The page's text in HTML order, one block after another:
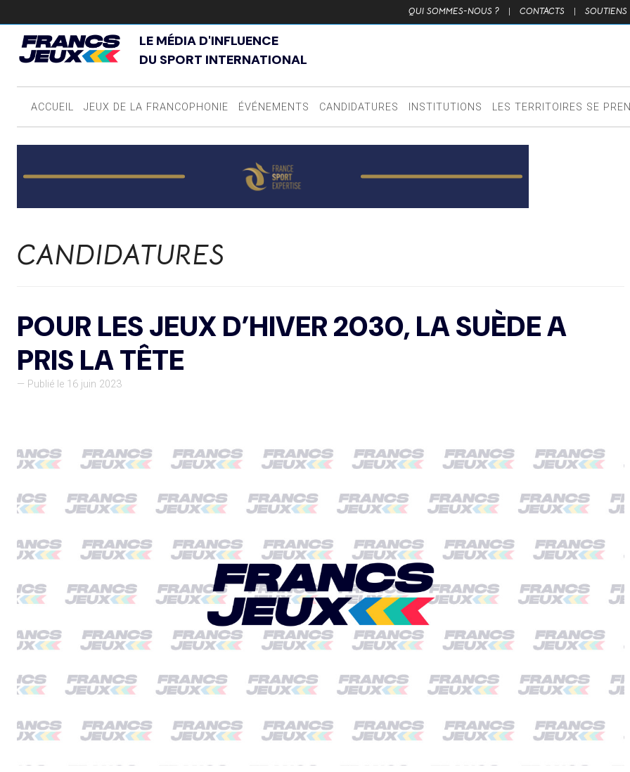
QUI SOMMES-NOUS ? | CONTACTS | SOUTIENS
LE MÉDIA D'INFLUENCE
DU SPORT INTERNATIONAL
ACCUEIL JEUX DE LA FRANCOPHONIE ÉVÉNEMENTS CANDIDATURES INSTITUTIONS LES TERRITOIRES SE
CANDIDATURES
POUR LES JEUX D’HIVER 2030, LA SUÈDE A
PRIS LA TÊTE
— Publié le 16 juin 2023